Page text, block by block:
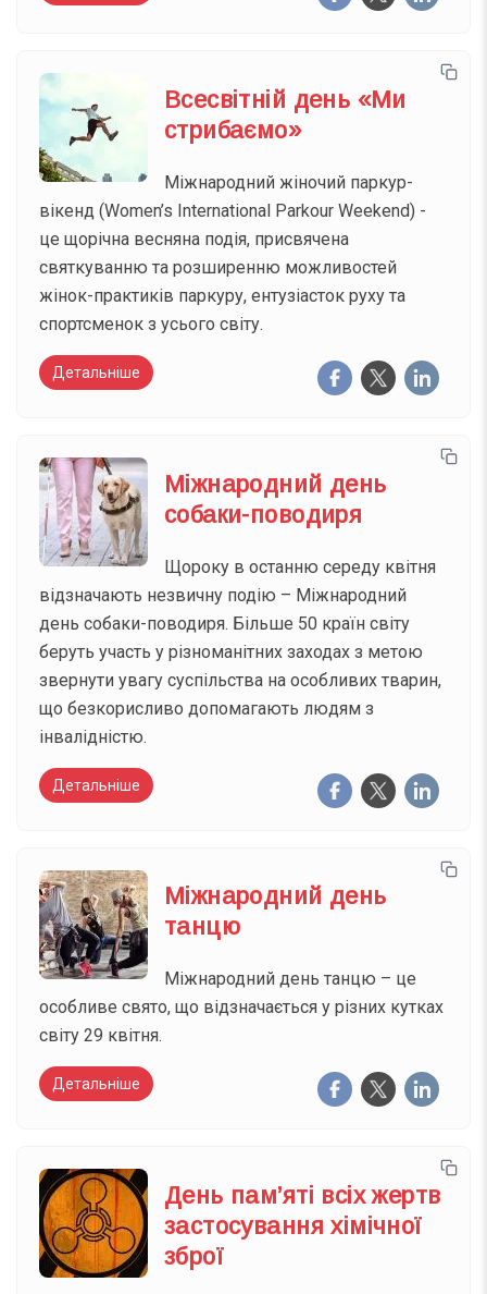
Всесвітній день «Ми
стрибаємо»
Міжнародний жіночий паркур-
вікенд (Women’s International Parkour Weekend) -
це щорічна весняна подія, присвячена
святкуванню та розширенню можливостей
жінок-практиків паркуру, ентузіасток руху та
спортсменок з усього світу.
Детальніше
Міжнародний день
собаки-поводиря
Щороку в останню середу квітня
відзначають незвичну подію – Міжнародний
день собаки-поводиря. Більше 50 країн світу
беруть участь у різноманітних заходах з метою
звернути увагу суспільства на особливих тварин,
що безкорисливо допомагають людям з
інвалідністю.
Детальніше
Міжнародний день
танцю
Міжнародний день танцю – це
особливе свято, що відзначається у різних кутках
світу 29 квітня.
Детальніше
День пам’яті всіх жертв
застосування хімічної
зброї